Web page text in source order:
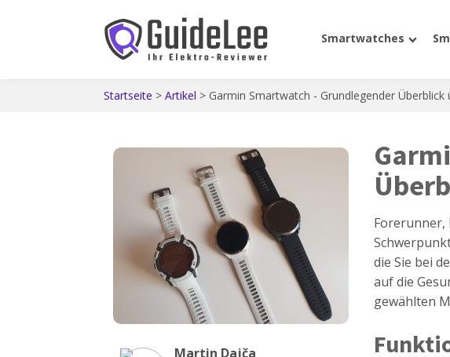
Smartwatches
Startseite > Artikel > Garmin Smartwatch - Grundlegender Überblick
Martin Dajča
Forerunner,
die Sie bei
auf die
gewählten